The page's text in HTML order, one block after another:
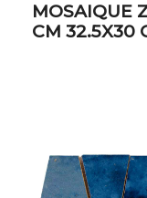
MOSAIQUE
CM 32.5X30